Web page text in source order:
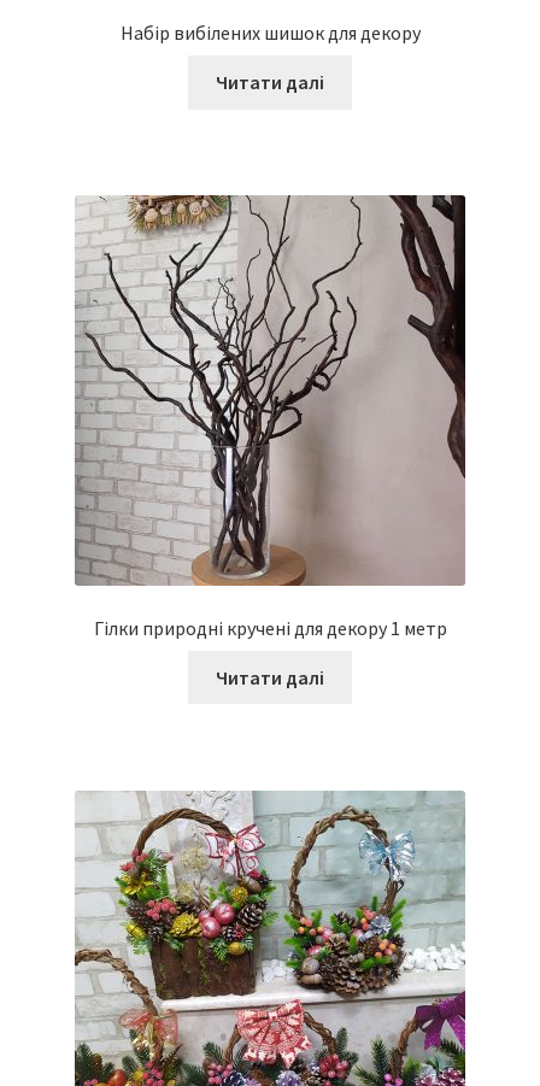
Набір вибілених шишок для декору
Читати далі
Гілки природні кручені для декору 1 метр
Читати далі